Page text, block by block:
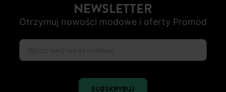
OD ROZ. 34 DO 48
NEWSLETTER
Otrzymuj nowości modowe i oferty Promod